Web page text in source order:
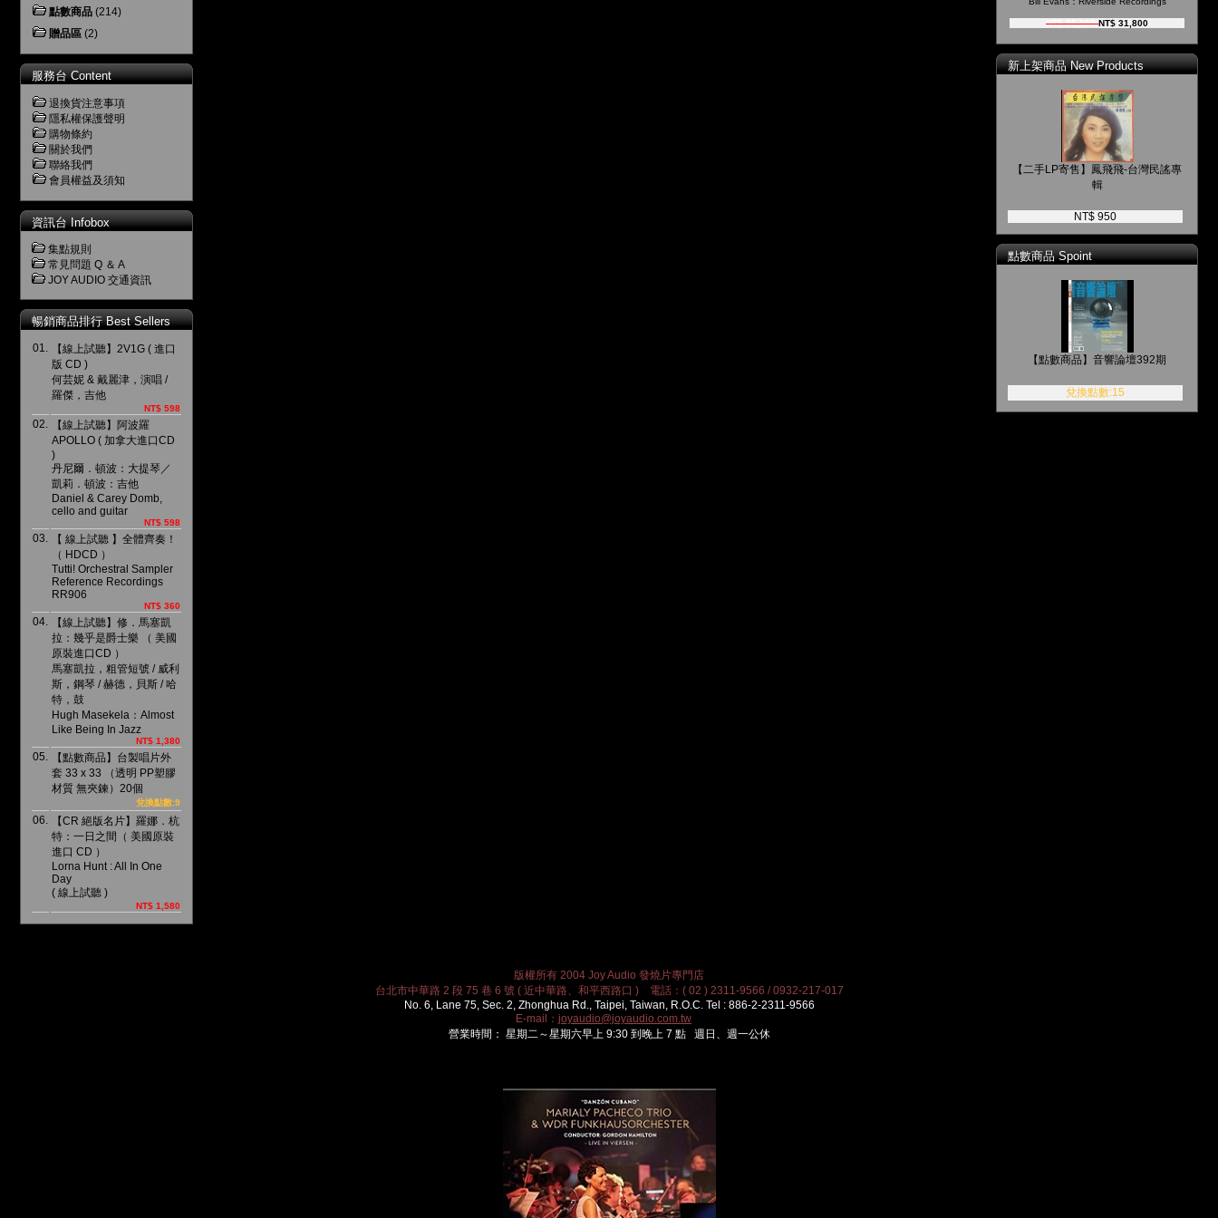
點數商品 (214)
贈品區 (2)
服務台 Content
退換貨注意事項
隱私權保護聲明
購物條約
關於我們
聯絡我們
會員權益及須知
資訊台 Infobox
集點規則
常見問題 Q ＆ A
JOY AUDIO 交通資訊
暢銷商品排行 Best Sellers
01.
【線上試聽】2V1G ( 進口
版 CD )
何芸妮 & 戴麗津，演唱 /
羅傑，吉他
NT$ 598
02.
【線上試聽】阿波羅
APOLLO ( 加拿大進口CD
)
丹尼爾．頓波：大提琴／
凱莉．頓波：吉他
Daniel & Carey Domb,
cello and guitar
NT$ 598
03.
【 線上試聽 】全體齊奏！
（ HDCD ）
Tutti! Orchestral Sampler
Reference Recordings
RR906
NT$ 360
04.
【線上試聽】修．馬塞凱
拉：幾乎是爵士樂 （ 美國
原裝進口CD ）
馬塞凱拉，粗管短號 / 威利
斯，鋼琴 / 赫德，貝斯 / 哈
特，鼓
Hugh Masekela：Almost
Like Being In Jazz
NT$ 1,380
05.
【點數商品】台製唱片外
套 33 x 33 （透明 PP塑膠
材質 無夾鍊）20個
兌換點數:9
06.
【CR 絕版名片】羅娜．杭
特：一日之間（ 美國原裝
進口 CD ）
Lorna Hunt : All In One
Day
( 線上試聽 )
NT$ 1,580
NT$ 35,000NT$ 31,800
新上架商品 New Products
【二手LP寄售】鳳飛飛-台灣民謠專
輯
NT$ 950
點數商品 Spoint
【點數商品】音響論壇392期
兌換點數:15
版權所有 2004 Joy Audio 發燒片專門店
台北市中華路 2 段 75 巷 6 號 ( 近中華路、和平西路口 ) 電話：( 02 ) 2311-9566 / 0932-217-017
No. 6, Lane 75, Sec. 2, Zhonghua Rd., Taipei, Taiwan, R.O.C. Tel : 886-2-2311-9566
E-mail： joyaudio@joyaudio.com.tw
營業時間： 星期二～星期六早上 9:30 到晚上 7 點 週日、週一公休